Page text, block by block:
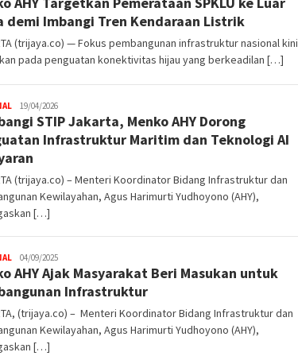
demi Imbangi Tren Kendaraan Listrik
(trijaya.co) — Fokus pembangunan infrastruktur nasional kini
pada penguatan konektivitas hijau yang berkeadilan […]
Trijaya
.co
19/04/2026
STIP Jakarta, Menko AHY Dorong
Infrastruktur Maritim dan Teknologi AI
(trijaya.co) – Menteri Koordinator Bidang Infrastruktur dan
Kewilayahan, Agus Harimurti Yudhoyono (AHY),
[…]
Trijaya
.co
04/09/2025
AHY Ajak Masyarakat Beri Masukan untuk
Infrastruktur
(trijaya.co) – Menteri Koordinator Bidang Infrastruktur dan
Kewilayahan, Agus Harimurti Yudhoyono (AHY),
[…]